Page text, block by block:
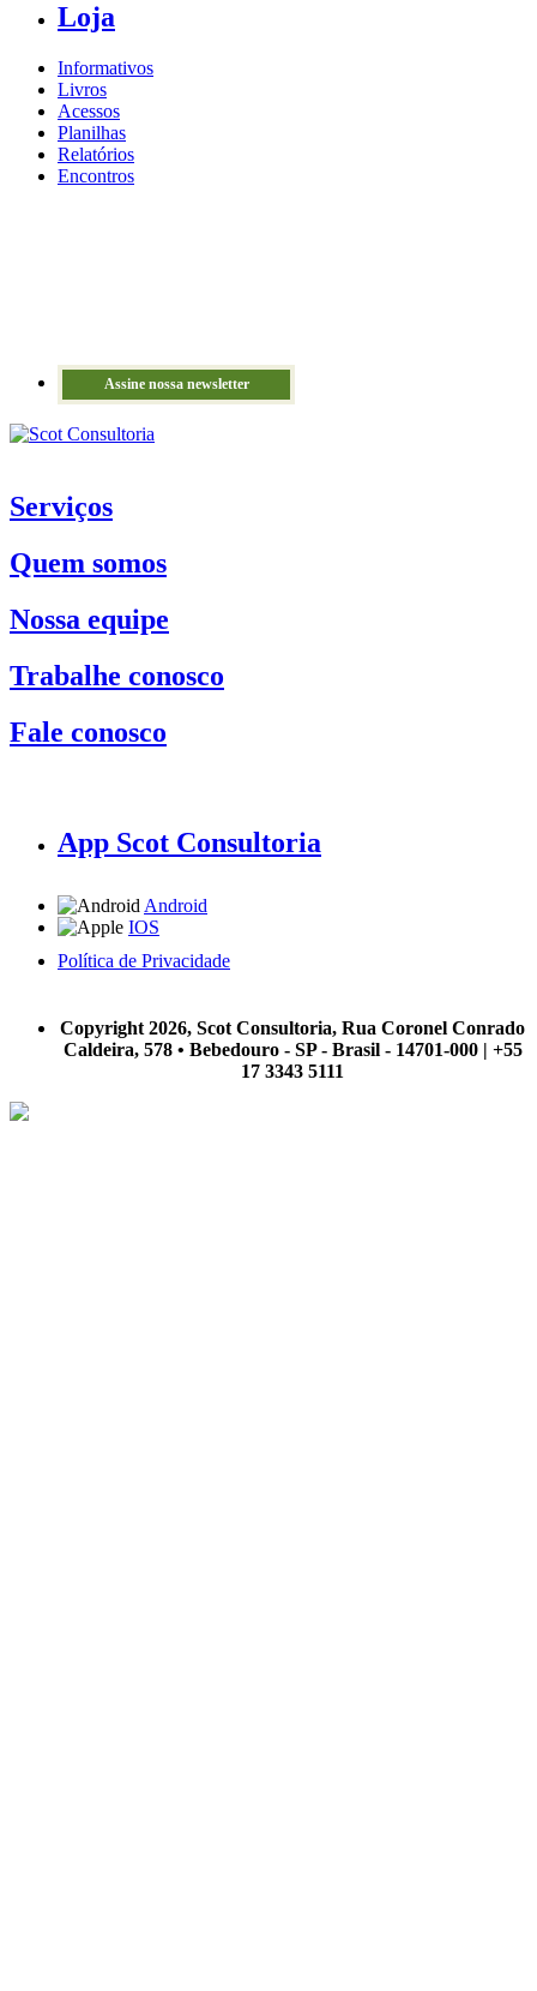
Loja
Informativos
Livros
Acessos
Planilhas
Relatórios
Encontros
Assine nossa newsletter
Serviços
Quem somos
Nossa equipe
Trabalhe conosco
Fale conosco
App Scot Consultoria
Android
IOS
Política de Privacidade
Copyright 2026, Scot Consultoria, Rua Coronel Conrado
Caldeira, 578 • Bebedouro - SP - Brasil - 14701-000 | +55
17 3343 5111